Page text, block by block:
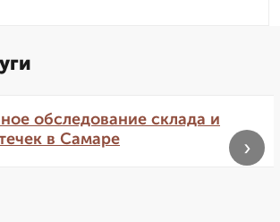
обследование склада и
в Самаре
›